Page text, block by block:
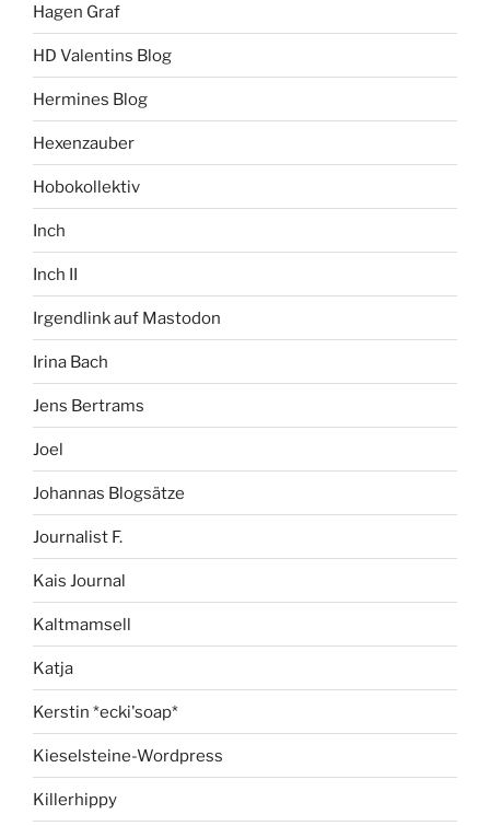
Hagen Graf
HD Valentins Blog
Hermines Blog
Hexenzauber
Hobokollektiv
Inch
Inch II
Irgendlink auf Mastodon
Irina Bach
Jens Bertrams
Joel
Johannas Blogsätze
Journalist F.
Kais Journal
Kaltmamsell
Katja
Kerstin *ecki'soap*
Kieselsteine-Wordpress
Killerhippy